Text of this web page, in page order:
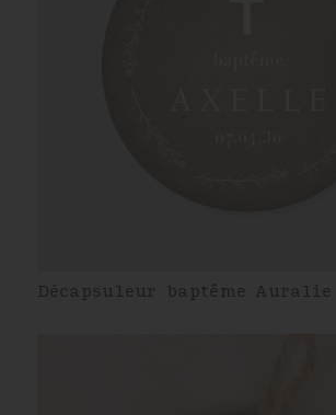
Décapsuleur baptême Auralie